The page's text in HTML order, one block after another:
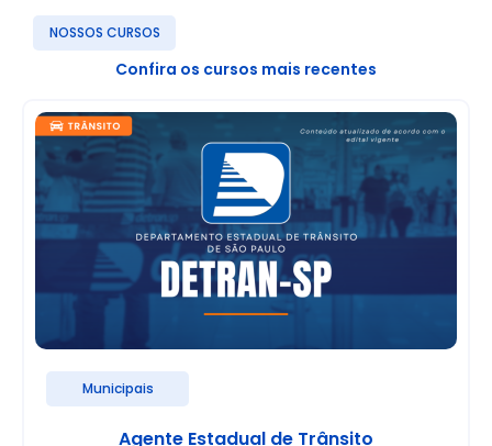
NOSSOS CURSOS
Confira os cursos mais recentes
Municipais
Agente Estadual de Trânsito